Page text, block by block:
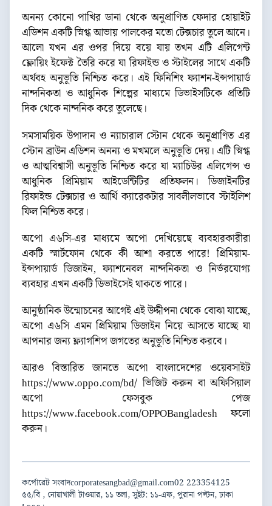
অনন্য কোনো পাখির ডানা থেকে অনুপ্রাণিত ফেদার হোয়াইট
এডিশন একটি স্নিগ্ধ আভায় পালকের মতো টেক্সচার তুলে আনে।
আলো যখন এর ওপর দিয়ে বয়ে যায় তখন এটি এলিগেন্ট
ফ্লোয়িং ইফেক্ট তৈরি করে যা রিফাইন্ড ও স্টাইলের সাথে একটি
অর্থবহ অনুভূতি নিশ্চিত করে। এই ফিনিশিং ফ্যাশন-ইন্সপায়ার্ড
নান্দনিকতা ও আধুনিক শিল্পের মাধ্যমে ডিভাইসটিকে প্রতিটি
দিক থেকে নান্দনিক করে তুলেছে।
সমসাময়িক উপাদান ও ন্যাচারাল স্টোন থেকে অনুপ্রাণিত এর
স্টোন ব্রাউন এডিশন অনন্য ও মখমলে অনুভূতি দেয়। এটি স্নিগ্ধ
ও আত্মবিশ্বাসী অনুভূতি নিশ্চিত করে যা ম্যাচিউর এলিগেন্স ও
আধুনিক প্রিমিয়াম আইডেন্টিটির প্রতিফলন। ডিজাইনটির
রিফাইন্ড টেক্সচার ও আর্থি ক্যারেকটার সাবলীলভাবে স্টাইলিশ
ফিল নিশ্চিত করে।
অপো এ৬সি-এর মাধ্যমে অপো দেখিয়েছে ব্যবহারকারীরা
একটি স্মার্টফোন থেকে কী আশা করতে পারে! প্রিমিয়াম-
ইন্সপায়ার্ড ডিজাইন, ফ্যাশনেবল নান্দনিকতা ও নির্ভরযোগ্য
ব্যবহার এখন একটি ডিভাইসেই থাকতে পারে।
আনুষ্ঠানিক উন্মোচনের আগেই এই উদ্দীপনা থেকে বোঝা যাচ্ছে,
অপো এ৬সি এমন প্রিমিয়াম ডিজাইন নিয়ে আসতে যাচ্ছে যা
আপনার জন্য ফ্ল্যাগশিপ জগতের অনুভূতি নিশ্চিত করবে।
আরও বিস্তারিত জানতে অপো বাংলাদেশের ওয়েবসাইট
https://www.oppo.com/bd/ ভিজিট করুন বা অফিসিয়াল
অপো ফেসবুক পেজ
https://www.facebook.com/OPPOBangladesh ফলো
করুন।
কর্পোরেট সংবাদcorporatesangbad@gmail.com02 223354125
৫৫/বি , নোয়াখালী টাওয়ার, ১১ তলা, সুইট: ১১-এফ, পুরানা পল্টন, ঢাকা